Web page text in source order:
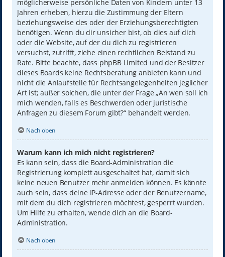
möglicherweise persönliche Daten von Kindern unter 13
Jahren erheben, hierzu die Zustimmung der Eltern
beziehungsweise des oder der Erziehungsberechtigten
benötigen. Wenn du dir unsicher bist, ob dies auf dich
oder die Website, auf der du dich zu registrieren
versuchst, zutrifft, ziehe einen rechtlichen Beistand zu
Rate. Bitte beachte, dass phpBB Limited und der Besitzer
dieses Boards keine Rechtsberatung anbieten kann und
nicht die Anlaufstelle für Rechtsangelegenheiten jeglicher
Art ist; außer solchen, die unter der Frage „An wen soll ich
mich wenden, falls es Beschwerden oder juristische
Anfragen zu diesem Forum gibt?“ behandelt werden.
Nach oben
Warum kann ich mich nicht registrieren?
Es kann sein, dass die Board-Administration die
Registrierung komplett ausgeschaltet hat, damit sich
keine neuen Benutzer mehr anmelden können. Es könnte
auch sein, dass deine IP-Adresse oder der Benutzername,
mit dem du dich registrieren möchtest, gesperrt wurden.
Um Hilfe zu erhalten, wende dich an die Board-
Administration.
Nach oben